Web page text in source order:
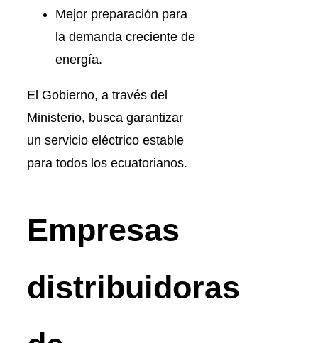
Mejor preparación para
la demanda creciente de
energía.
El Gobierno, a través del
Ministerio, busca garantizar
un servicio eléctrico estable
para todos los ecuatorianos.
Empresas
distribuidoras